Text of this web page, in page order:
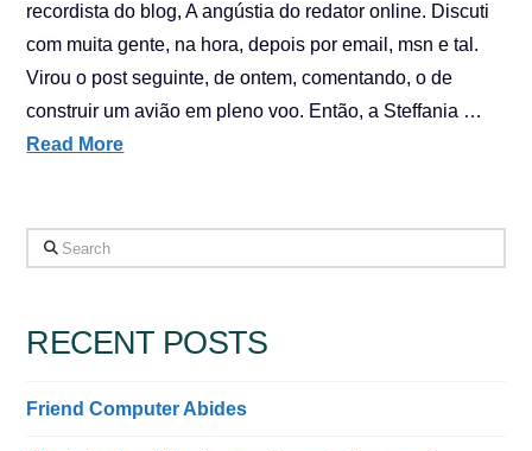
recordista do blog, A angústia do redator online. Discuti
com muita gente, na hora, depois por email, msn e tal.
Virou o post seguinte, de ontem, comentando, o de
construir um avião em pleno voo. Então, a Steffania …
Read More
Search
RECENT POSTS
Friend Computer Abides